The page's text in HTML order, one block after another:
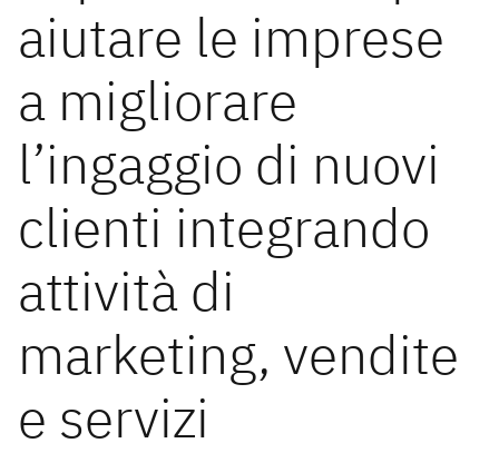
aiutare le imprese
a migliorare
l’ingaggio di nuovi
clienti integrando
attività di
marketing, vendite
e servizi